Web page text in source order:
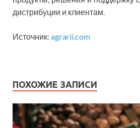
дистрибуции и клиентам.
Источник: agrarii.com
ПОХОЖИЕ ЗАПИСИ